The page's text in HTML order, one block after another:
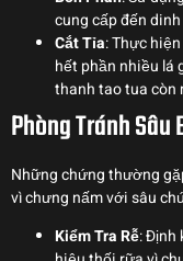
cung cấp đến
Cắt Tỉa: Thực
hết phần nhiều lá
thanh tao tua còn
Phòng Tránh
Những chứng thường
vì chưng nấm với sâu
Kiểm Tra Rễ: Định